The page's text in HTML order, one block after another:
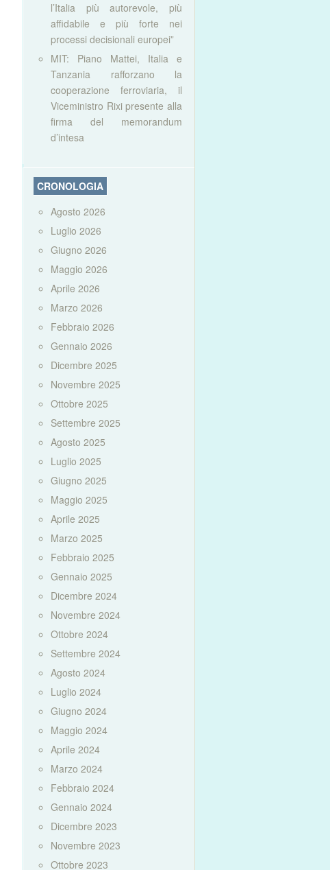
l’Italia più autorevole, più
affidabile e più forte nei
processi decisionali europei”
MIT: Piano Mattei, Italia e
Tanzania rafforzano la
cooperazione ferroviaria, il
Viceministro Rixi presente alla
firma del memorandum
d’intesa
CRONOLOGIA
Agosto 2026
Luglio 2026
Giugno 2026
Maggio 2026
Aprile 2026
Marzo 2026
Febbraio 2026
Gennaio 2026
Dicembre 2025
Novembre 2025
Ottobre 2025
Settembre 2025
Agosto 2025
Luglio 2025
Giugno 2025
Maggio 2025
Aprile 2025
Marzo 2025
Febbraio 2025
Gennaio 2025
Dicembre 2024
Novembre 2024
Ottobre 2024
Settembre 2024
Agosto 2024
Luglio 2024
Giugno 2024
Maggio 2024
Aprile 2024
Marzo 2024
Febbraio 2024
Gennaio 2024
Dicembre 2023
Novembre 2023
Ottobre 2023